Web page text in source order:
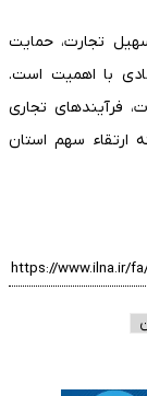
تجارت، حمایت
با اهمیت است.
فرآیندهای تجاری
ارتقاء سهم استان